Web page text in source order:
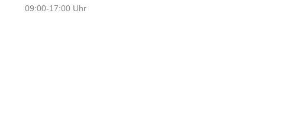
09:00-17:00 Uhr